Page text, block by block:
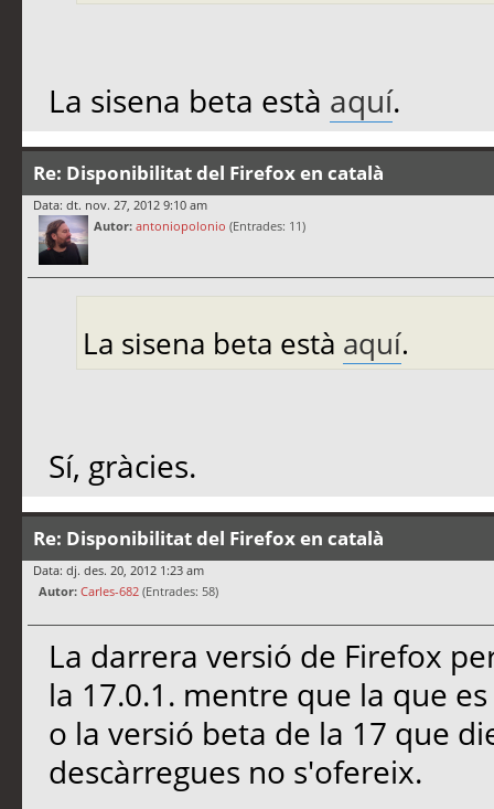
La sisena beta està aquí.
Re: Disponibilitat del Firefox en català
Data: dt. nov. 27, 2012 9:10 am
Autor: antoniopolonio (Entrades: 11)
La sisena beta està aquí.
Sí, gràcies.
Re: Disponibilitat del Firefox en català
Data: dj. des. 20, 2012 1:23 am
Autor: Carles-682 (Entrades: 58)
La darrera versió de Firefox
la 17.0.1. mentre que la que
o la versió beta de la 17 que
descàrregues no s'ofereix.